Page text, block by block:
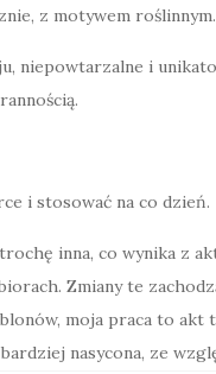
z motywem roślinnym.
niepowtarzalne i
i stosować na co dzień.
inna, co wynika z
Zmiany te
moja praca to akt
nasycona, ze